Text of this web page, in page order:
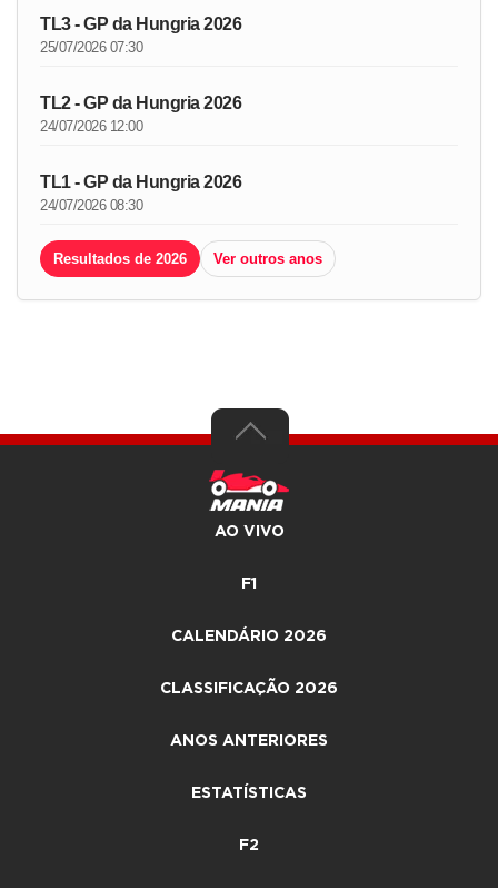
TL3 - GP da Hungria 2026
25/07/2026 07:30
TL2 - GP da Hungria 2026
24/07/2026 12:00
TL1 - GP da Hungria 2026
24/07/2026 08:30
Resultados de 2026 Ver outros anos
AO VIVO
F1
CALENDÁRIO 2026
CLASSIFICAÇÃO 2026
ANOS ANTERIORES
ESTATÍSTICAS
F2